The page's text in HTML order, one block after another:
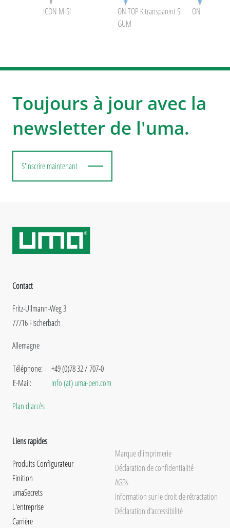
ICON M-SI
ON TOP K transparent SI
GUM
ON TOP SI
Toujours à jour avec la
newsletter de l'uma.
S'inscrire maintenant
Contact
Fritz-Ullmann-Weg 3
77716 Fischerbach
Allemagne
Téléphone:
E-Mail:
+49 (0)78 32 / 707-0
info (at) uma-pen.com
Plan d'accès
Liens rapides
Produits Configurateur
Finition
umaSecrets
L'entreprise
Carrière
Marque d'imprimerie
Déclaration de confidentialité
AGBs
Information sur le droit de rétractation
Déclaration d’accessibilité